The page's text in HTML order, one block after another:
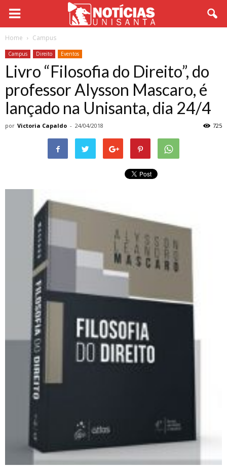
Home Campus
Campus Direito Eventos
Livro “Filosofia do Direito”, do
professor Alysson Mascaro, é
lançado na Unisanta, dia 24/4
por Victoria Capaldo - 24/04/2018 725